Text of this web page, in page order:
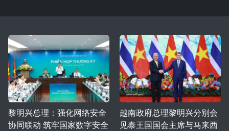
黎明兴总理：强化网络安全
协同联动 筑牢国家数字安全
越南政府总理黎明兴分别会
见泰王国国会主席与马来西